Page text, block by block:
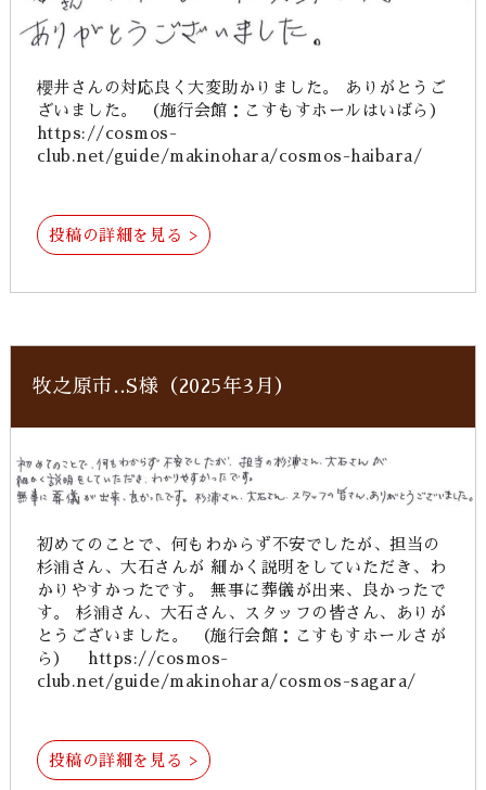
櫻井さんの対応良く大変助かりました。 ありがとうご
ざいました。 （施行会館：こすもすホールはいばら）
https://cosmos-
club.net/guide/makinohara/cosmos-haibara/
投稿の詳細を見る >
牧之原市‥S様（2025年3月）
初めてのことで、何もわからず不安でしたが、担当の
杉浦さん、大石さんが 細かく説明をしていただき、わ
かりやすかったです。 無事に葬儀が出来、良かったで
す。 杉浦さん、大石さん、スタッフの皆さん、ありが
とうございました。 （施行会館：こすもすホールさが
ら） https://cosmos-
club.net/guide/makinohara/cosmos-sagara/
投稿の詳細を見る >